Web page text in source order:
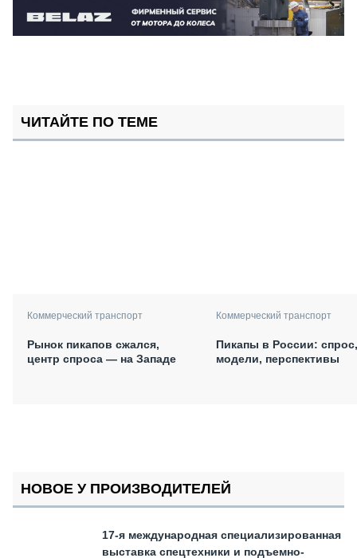
ЧИТАЙТЕ ПО ТЕМЕ
Коммерческий транспорт
Рынок пикапов сжался,
центр спроса — на Западе
Коммерческий транспорт
Пикапы в России: спрос,
модели, перспективы
НОВОЕ У ПРОИЗВОДИТЕЛЕЙ
17-я международная специализированная
выставка спецтехники и подъемно-